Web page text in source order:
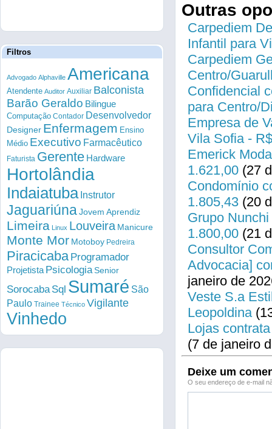
Outras
Carpediem
Infantil para
Carpediem
Centro/
Confidencial
para Centro/
Empresa de
Vila Sofia -
Emerick
1.621,00 (27
Condomínio
1.805,43 (20
Grupo
1.800,00 (21
Consultor
Advocacia]
janeiro de
Veste S.a
Leopoldina
Lojas
(7 de janeiro
Deixe um
O seu endereço de e-mail
Filtros
Advogado Alphaville Americana
Atendente Auditor Auxiliar Balconista
Barão Geraldo Bilingue
Computação Contador Desenvolvedor
Designer Enfermagem Ensino
Médio Executivo Farmacêutico
Faturista Gerente Hardware
Hortolândia
Indaiatuba Instrutor
Jaguariúna Jovem Aprendiz
Limeira Linux Louveira Manicure
Monte Mor Motoboy Pedreira
Piracicaba Programador
Projetista PsicologiaSenior
Sorocaba Sql Sumaré São
Paulo Trainee Técnico Vigilante
Vinhedo